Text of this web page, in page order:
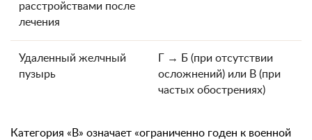
расстройствами после
лечения
Удаленный желчный
пузырь
Г → Б (при отсутствии
осложнений) или В (при
частых обострениях)
Категория «В» означает «ограниченно годен к военной